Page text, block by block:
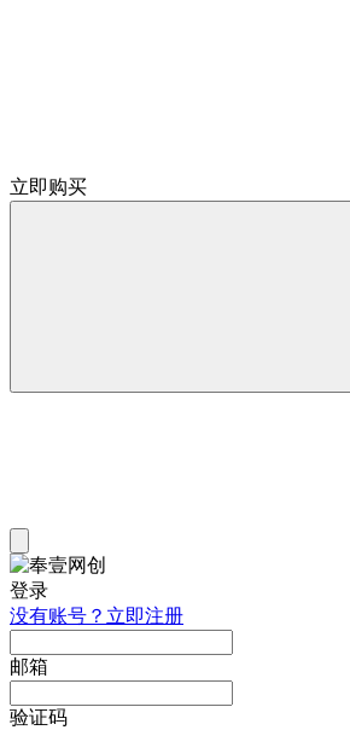
立即购买
登录
没有账号？立即注册
邮箱
验证码